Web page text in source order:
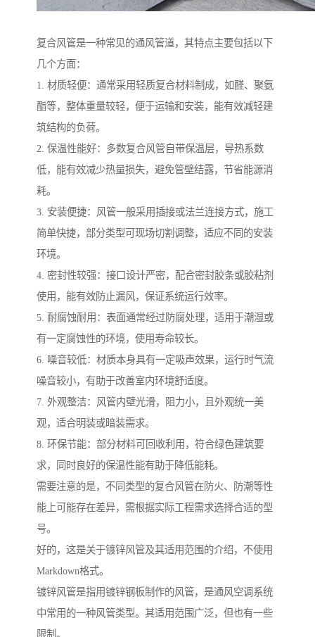
复合风管是一种常见的通风管道，其特点主要包括以下
几个方面：
1. 材质轻便：通常采用轻质复合材料制成，如醛、聚氨
酯等，整体重量较轻，便于运输和安装，能有效减轻建
筑结构的负荷。
2. 保温性能好：多数复合风管自带保温层，导热系数
低，能有效减少热量损失，避免管壁结露，节省能源消
耗。
3. 安装便捷：风管一般采用插接或法兰连接方式，施工
简单快捷，部分类型可现场切割调整，适应不同的安装
环境。
4. 密封性较强：接口设计严密，配合密封胶条或胶粘剂
使用，能有效防止漏风，保证系统运行效率。
5. 耐腐蚀耐用：表面通常经过防腐处理，适用于潮湿或
有一定腐蚀性的环境，使用寿命较长。
6. 噪音较低：材质本身具有一定吸声效果，运行时气流
噪音较小，有助于改善室内环境舒适度。
7. 外观整洁：风管内壁光滑，阻力小，且外观统一美
观，适合明装或暗装需求。
8. 环保节能：部分材料可回收利用，符合绿色建筑要
求，同时良好的保温性能有助于降低能耗。
需要注意的是，不同类型的复合风管在防火、防潮等性
能上可能存在差异，需根据实际工程需求选择合适的型
号。
好的，这是关于镀锌风管及其适用范围的介绍，不使用
Markdown格式。
镀锌风管是指用镀锌钢板制作的风管，是通风空调系统
中常用的一种风管类型。其适用范围广泛，但也有一些
限制。